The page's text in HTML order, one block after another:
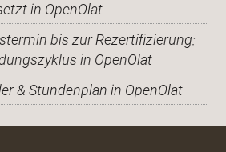
in OpenOlat
bis zur Rezertifizierung:
in OpenOlat
& Stundenplan in OpenOlat